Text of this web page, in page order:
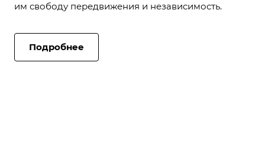
им свободу передвижения и независимость.
Подробнее